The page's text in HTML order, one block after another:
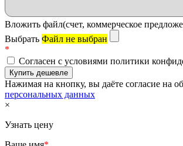
Вложить файл(счет, коммерческое
Выбрать Файл не выбран
*
Согласен с условиями политики
Нажимая на кнопку, вы даёте согласие на
персональных данных
×
Узнать цену